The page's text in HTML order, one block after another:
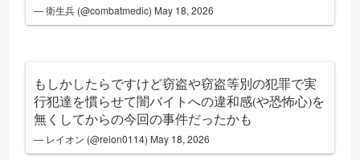
— 衛生兵 (@combatmedic) May 18, 2026
もしかしたらですけど窃盗や窃盗等別の犯罪で実
行犯達を慣らせて闇バイトへの違和感(や恐怖心)を
無くしてからの今回の事件だったかも
— レイオン (@reion0114) May 18, 2026